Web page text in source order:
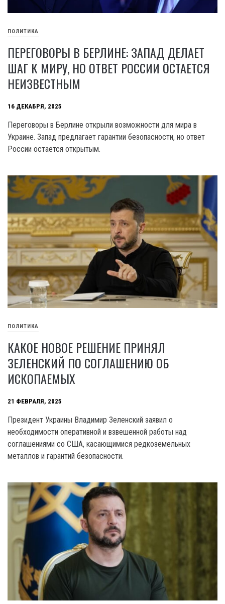
ПОЛИТИКА
ПЕРЕГОВОРЫ В БЕРЛИНЕ: ЗАПАД ДЕЛАЕТ
ШАГ К МИРУ, НО ОТВЕТ РОССИИ ОСТАЕТСЯ
НЕИЗВЕСТНЫМ
16 ДЕКАБРЯ, 2025
Переговоры в Берлине открыли возможности для мира в
Украине. Запад предлагает гарантии безопасности, но ответ
России остается открытым.
ПОЛИТИКА
КАКОЕ НОВОЕ РЕШЕНИЕ ПРИНЯЛ
ЗЕЛЕНСКИЙ ПО СОГЛАШЕНИЮ ОБ
ИСКОПАЕМЫХ
21 ФЕВРАЛЯ, 2025
Президент Украины Владимир Зеленский заявил о
необходимости оперативной и взвешенной работы над
соглашениями со США, касающимися редкоземельных
металлов и гарантий безопасности.